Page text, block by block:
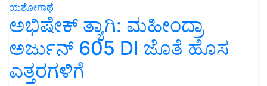
ಯಶೋಗಾಥೆ
ಅಭಿಷೇಕ್ ತ್ಯಾಗಿ: ಮಹೀಂದ್ರಾ
ಅರ್ಜುನ್ 605 DI ಜೊತೆ ಹೊಸ
ಎತ್ತರಗಳಿಗೆ